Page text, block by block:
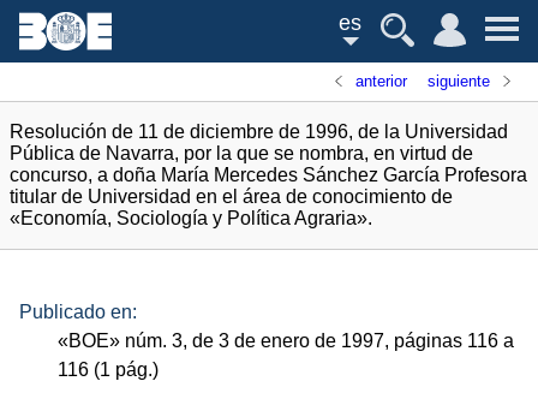
es
anterior siguiente
Resolución de 11 de diciembre de 1996, de la Universidad
Pública de Navarra, por la que se nombra, en virtud de
concurso, a doña María Mercedes Sánchez García Profesora
titular de Universidad en el área de conocimiento de
«Economía, Sociología y Política Agraria».
Publicado en:
«BOE» núm. 3, de 3 de enero de 1997, páginas 116 a
116 (1 pág.)